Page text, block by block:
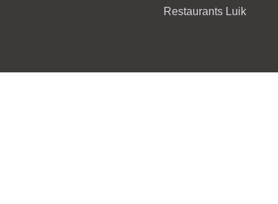
Restaurants Luik